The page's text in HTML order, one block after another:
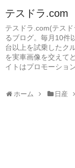
テスドラ.com
テスドラ.com(テス
るブログ。毎月10件
台以上を試乗したク
を実車画像を交えて
イトはプロモーショ
ホーム 日産